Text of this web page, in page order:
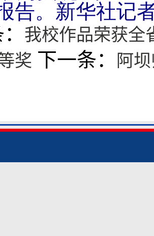
告。新华社记
我校作品荣获全
奖 下一条： 阿